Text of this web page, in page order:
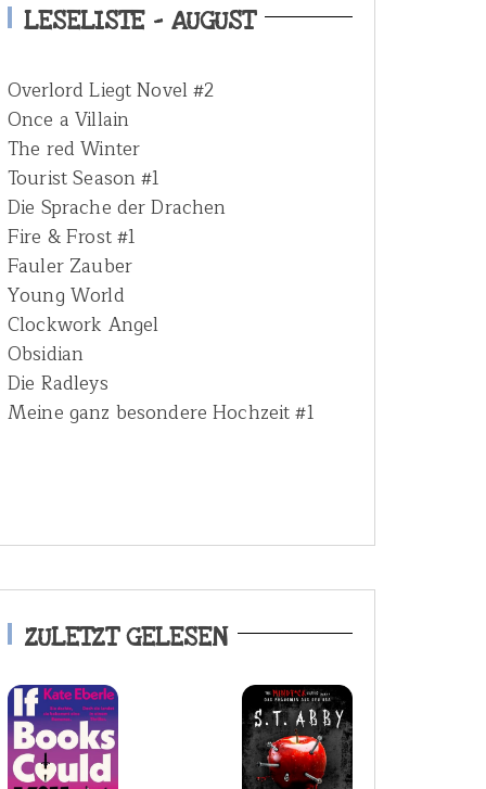
f
r
:
LESELISTE – AUGUST
Overlord Liegt Novel #2
Once a Villain
The red Winter
Tourist Season #1
Die Sprache der Drachen
Fire & Frost #1
Fauler Zauber
Young World
Clockwork Angel
Obsidian
Die Radleys
Meine ganz besondere Hochzeit #1
ZULETZT GELESEN